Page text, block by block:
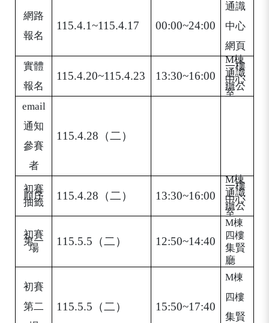
網路
報名
115.4.1~115.4.17 00:00~24:00
通識
中心
網頁
實體
報名
115.4.20~115.4.23 13:30~16:00
M棟
一樓
通識
中心
辦公
室
email
通知
參賽
者
115.4.28 （二）
初賽
順序
抽籤
115.4.28 （二） 13:30~16:00
M棟
一樓
通識
中心
辦公
室
初賽
第一
場
115.5.5 （二） 12:50~14:40
M棟
四樓
集賢
廳
初賽
第二
115.5.5 （二） 15:50~17:40
M棟
四樓
集賢